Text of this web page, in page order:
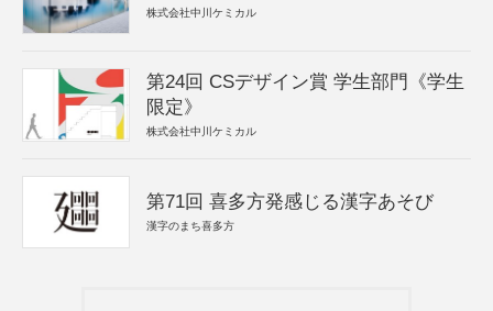
株式会社中川ケミカル
第24回 CSデザイン賞 学生部門《学生
限定》
株式会社中川ケミカル
第71回 喜多方発感じる漢字あそび
漢字のまち喜多方